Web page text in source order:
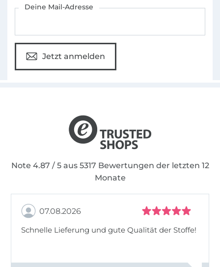
Deine Mail-Adresse
Jetzt anmelden
Note 4.87 / 5 aus 5317 Bewertungen der letzten 12
Monate
07.08.2026
Schnelle Lieferung und gute Qualität der Stoffe!